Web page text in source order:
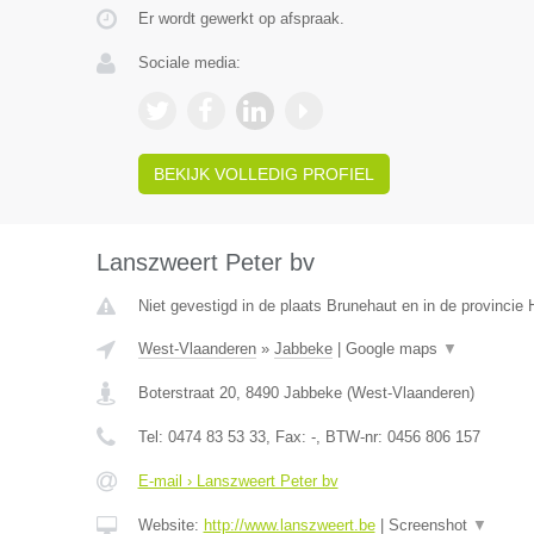
Er wordt gewerkt op afspraak.
Sociale media:
BEKIJK VOLLEDIG PROFIEL
Lanszweert Peter bv
Niet gevestigd in de plaats Brunehaut en in de provincie
West-Vlaanderen» Jabbeke| Google maps ▼
Boterstraat 20, 8490 Jabbeke(West-Vlaanderen)
Tel: 0474 83 53 33, Fax: -, BTW-nr: 0456 806 157
E-mail › Lanszweert Peter bv
Website: http://www.lanszweert.be| Screenshot ▼